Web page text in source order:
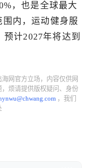
，也是全球最大
内，运动健身服
计2027年将达到
网官方立场，内容仅供网
烦请提供版权疑问、身份
，我们